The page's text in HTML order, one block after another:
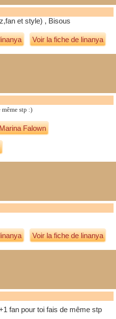
et style) , Bisous
Voir la fiche de linanya
stp :)
Falown
Voir la fiche de linanya
fan pour toi fais de même stp